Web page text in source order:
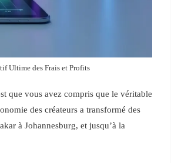
Ultime des Frais et Profits
que vous avez compris que le véritable
des créateurs a transformé des
à Johannesburg, et jusqu’à la